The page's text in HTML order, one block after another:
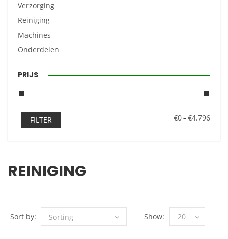
Verzorging
Reiniging
Machines
Onderdelen
PRIJS
FILTER €0–€4.796
REINIGING
Sort by: Show: 20